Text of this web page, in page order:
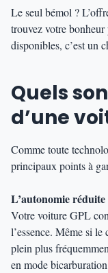
Le seul bémol ?
trouvez votre
disponibles, c’est un
Quels
d’une
Comme toute
principaux points à
L’autonomie réduite
Votre voiture GPL
l’essence. Même si
plein plus
en mode